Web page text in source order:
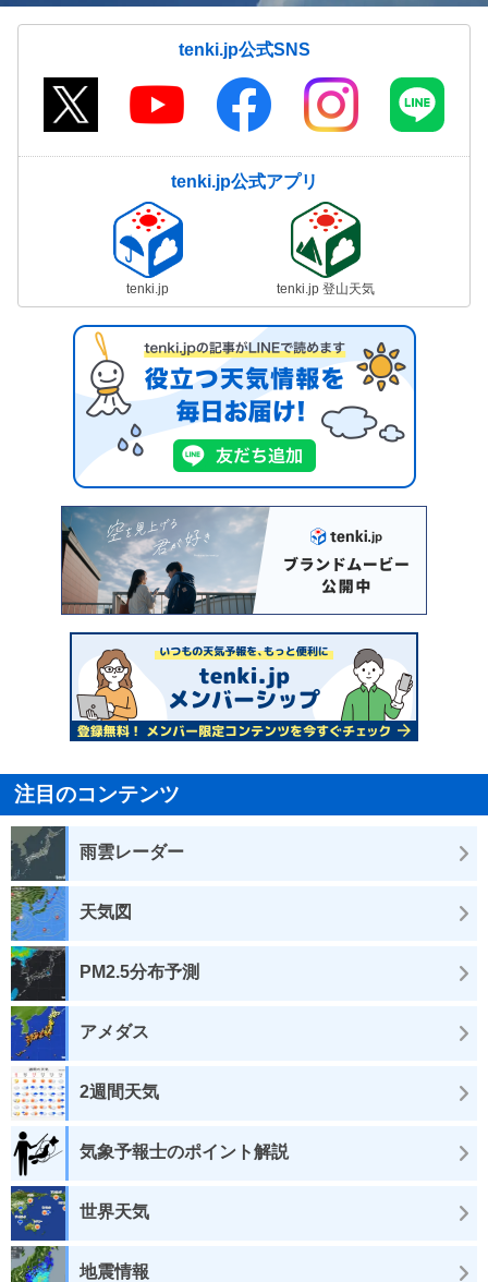
tenki.jp公式SNS
tenki.jp公式アプリ
tenki.jp tenki.jp 登山天気
注目のコンテンツ
雨雲レーダー
天気図
PM2.5分布予測
アメダス
2週間天気
気象予報士のポイント解説
世界天気
地震情報